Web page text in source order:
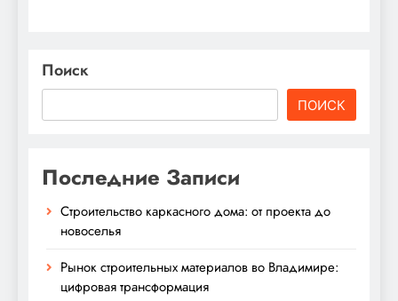
Поиск
ПОИСК
Последние Записи
Строительство каркасного дома: от проекта до
новоселья
Рынок строительных материалов во Владимире:
цифровая трансформация